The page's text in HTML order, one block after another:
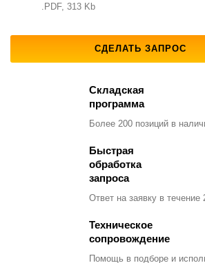
.PDF, 313 Kb
СДЕЛАТЬ ЗАПРОС
Складская
программа
Более 200 позиций в
Быстрая
обработка
запроса
Ответ на заявку в течение
Техническое
сопровождение
Помощь в подборе и